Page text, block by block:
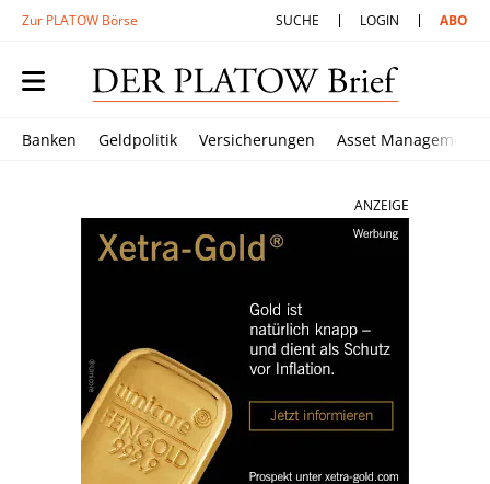
Zur PLATOW Börse SUCHE LOGIN ABO
Banken Geldpolitik Versicherungen Asset Management
ANZEIGE